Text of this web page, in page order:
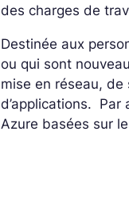
des charges de
Destinée aux
ou qui sont
mise en réseau,
d’applications. Par
Azure basées sur